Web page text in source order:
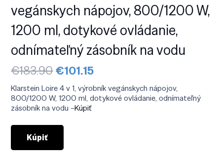
vegánskych nápojov, 800/1200 W,
1200 ml, dotykové ovládanie,
odnímateľný zásobník na vodu
€183.90Pôvodná
cena
bola:
€183.90.
€101.15Aktuálna
je:
€101.15.
Klarstein Loire 4 v 1, výrobník vegánskych nápojov,
800/1200 W, 1200 ml, dotykové ovládanie, odnímateľný
zásobník na vodu –Kúpiť
Kúpiť